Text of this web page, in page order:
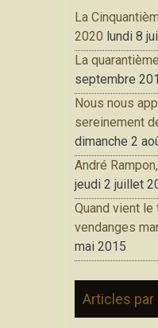
La
2020 lundi 8
La
septembre
Nous nous
sereinement
dimanche 2
André
jeudi 2 juillet
Quand vient
vendanges
mai 2015
Articles par